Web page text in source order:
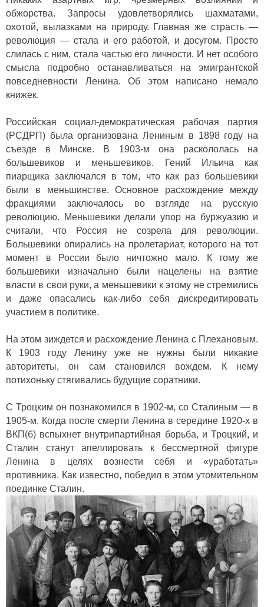
обжорства. Запросы удовлетворялись шахматами,
охотой, вылазками на природу. Главная же страсть —
революция — стала и его работой, и досугом. Просто
слилась с ним, стала частью его личности. И нет особого
смысла подробно останавливаться на эмигрантской
повседневности Ленина. Об этом написано немало
книжек.
Российская социал-демократическая рабочая партия
(РСДРП) была организована Лениным в 1898 году на
съезде в Минске. В 1903-м она раскололась на
большевиков и меньшевиков. Гений Ильича как
пиарщика заключался в том, что как раз большевики
были в меньшинстве. Основное расхождение между
фракциями заключалось во взгляде на русскую
революцию. Меньшевики делали упор на буржуазию и
считали, что Россия не созрела для революции.
Большевики опирались на пролетариат, которого на тот
момент в России было ничтожно мало. К тому же
большевики изначально были нацелены на взятие
власти в свои руки, а меньшевики к этому не стремились
и даже опасались как-либо себя дискредитировать
участием в политике.
На этом зиждется и расхождение Ленина с Плехановым.
К 1903 году Ленину уже не нужны были никакие
авторитеты, он сам становился вождем. К нему
потихоньку стягивались будущие соратники.
С Троцким он познакомился в 1902-м, со Сталиным — в
1905-м. Когда после смерти Ленина в середине 1920-х в
ВКП(б) вспыхнет внутрипартийная борьба, и Троцкий, и
Сталин станут апеллировать к бессмертной фигуре
Ленина в целях вознести себя и «уработать»
противника. Как известно, победил в этом утомительном
поединке Сталин.